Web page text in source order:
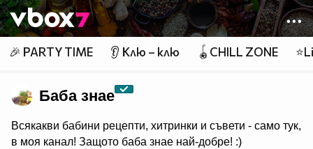
Member of
👾
🎉 PARTY TIME 👂 Клю – клю 🪀CHILL ZONE
Баба знае
Всякакви бабини рецепти, хитринки и съвети - само тук,
в моя канал! Защото баба знае най-добре! :)